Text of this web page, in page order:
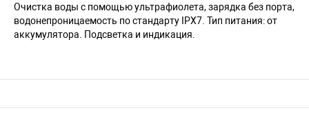
Очистка воды с помощью ультрафиолета, зарядка без порта,
водонепроницаемость по стандарту IPX7. Тип питания: от
аккумулятора. Подсветка и индикация.